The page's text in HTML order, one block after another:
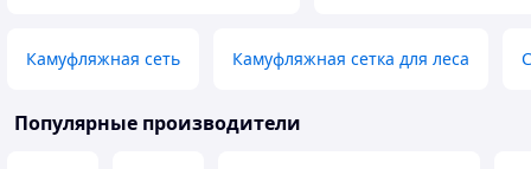
Камуфляжная сеть Камуфляжная сетка для леса
Популярные производители